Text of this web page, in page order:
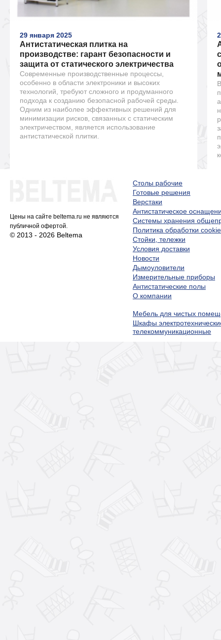
29 января 2025
Антистатическая плитка на
производстве: гарант безопасности и
защита от статического электричества
Современные производственные процессы,
особенно в области электроники и высоких
технологий, требуют сложного и продуманного
подхода к созданию безопасной рабочей среды.
Одним из наиболее эффективных решений для
минимизации рисков, связанных с статическим
электричеством, является использование
антистатической плитки.
Цены на сайте beltema.ru не являются
публичной офертой.
© 2013 - 2026 Beltema
Столы рабочие
Готовые решения
Верстаки
Антистатическое
Системы хранения
Политика обработки cookie
Стойки, тележки
Условия доставки
Новости
Дымоуловители
Измерительные приборы
Антистатические полы
О компании
Мебель для чистых
Шкафы
телекоммуникационные